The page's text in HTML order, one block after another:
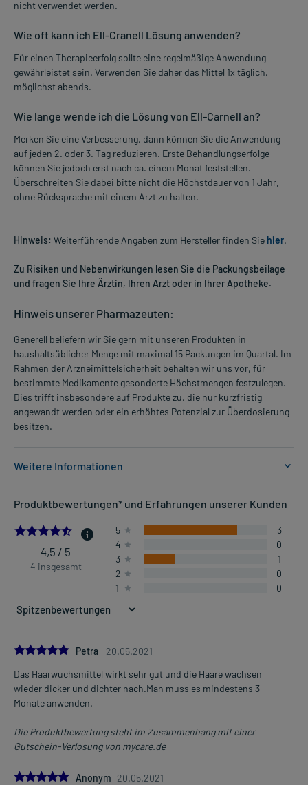
nicht verwendet werden.
Wie oft kann ich Ell-Cranell Lösung anwenden?
Für einen Therapieerfolg sollte eine regelmäßige Anwendung
gewährleistet sein. Verwenden Sie daher das Mittel 1x täglich,
möglichst abends.
Wie lange wende ich die Lösung von Ell-Carnell an?
Merken Sie eine Verbesserung, dann können Sie die Anwendung
auf jeden 2. oder 3. Tag reduzieren. Erste Behandlungserfolge
können Sie jedoch erst nach ca. einem Monat feststellen.
Überschreiten Sie dabei bitte nicht die Höchstdauer von 1 Jahr,
ohne Rücksprache mit einem Arzt zu halten.
Hinweis: Weiterführende Angaben zum Hersteller finden Sie hier.
Zu Risiken und Nebenwirkungen lesen Sie die Packungsbeilage
und fragen Sie Ihre Ärztin, Ihren Arzt oder in Ihrer Apotheke.
Hinweis unserer Pharmazeuten:
Generell beliefern wir Sie gern mit unseren Produkten in
haushaltsüblicher Menge mit maximal 15 Packungen im Quartal. Im
Rahmen der Arzneimittelsicherheit behalten wir uns vor, für
bestimmte Medikamente gesonderte Höchstmengen festzulegen.
Dies trifft insbesondere auf Produkte zu, die nur kurzfristig
angewandt werden oder ein erhöhtes Potenzial zur Überdosierung
besitzen.
Weitere Informationen
- Anlagebedingter Haarausfall bei Mann und Frau
Dosierung und Anwendungshinweise:
Erwachsene
unabhängig von der Tageszeit
oder Apotheker überschritten werden.
Art der Anwendung?
Tropfen Sie das Arzneimittel auf die Kopfhaut auf. Führen Sie dazu
den Applikator etwa 1 Minute lang gleichmäßig in
Dauer der Anwendung?
Jahr anwenden.
Mehr anzeigen
Produktbewertungen* und Erfahrungen unserer Kunden
4.5
4,5 / 5
4 insgesamt
5
3
4
0
3
1
2
0
1
0
5.0
Petra
20.05.2021
Das Haarwuchsmittel wirkt sehr gut und die Haare wachsen
wieder dicker und dichter nach.Man muss es mindestens 3
Monate anwenden.
Die Produktbewertung steht im Zusammenhang mit einer
Gutschein-Verlosung von mycare.de
5.0Anonym 20.05.2021